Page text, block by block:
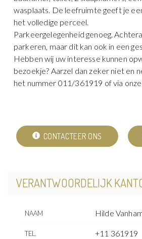
wasplaats. De leefruimte geeft je
het volledige perceel.
Parkeergelegenheid genoeg.
parkeren, maar dit kan ook in een
Hebben wij uw interesse kunnen
bezoekje? Aarzel dan zeker niet en
het nummer 011/361919 of via
CONTACTEER ONS
VERANTWOORDELIJK
NAAM Hilde
TEL. +11 361919